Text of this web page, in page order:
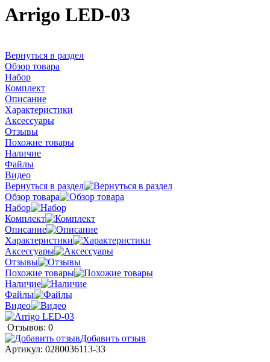
Arrigo LED-03
Вернуться в раздел
Обзор товара
Набор
Комплект
Описание
Характеристики
Аксессуары
Отзывы
Похожие товары
Наличие
Файлы
Видео
Вернуться в раздел
Обзор товара
Набор
Комплект
Описание
Характеристики
Аксессуары
Отзывы
Похожие товары
Наличие
Файлы
Видео
Отзывов: 0
Добавить отзыв
Артикул: 0280036113-33